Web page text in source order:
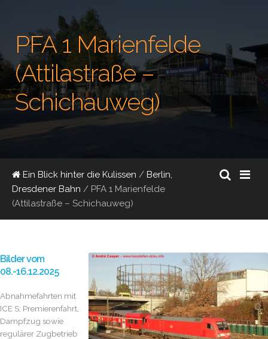
PFA 1 Marienfelde
(Attilastraße –
Schichauweg)
Ein Blick hinter die Kulissen / Berlin,
Dresdener Bahn / PFA 1 Marienfelde
(Attilastraße – Schichauweg)
Bilder vom
08.-16.12.2025
Abnahmefahrten mit
ICE S; Premierenfahrt,
Dampfzug sowie
regulärer Zugbetrieb